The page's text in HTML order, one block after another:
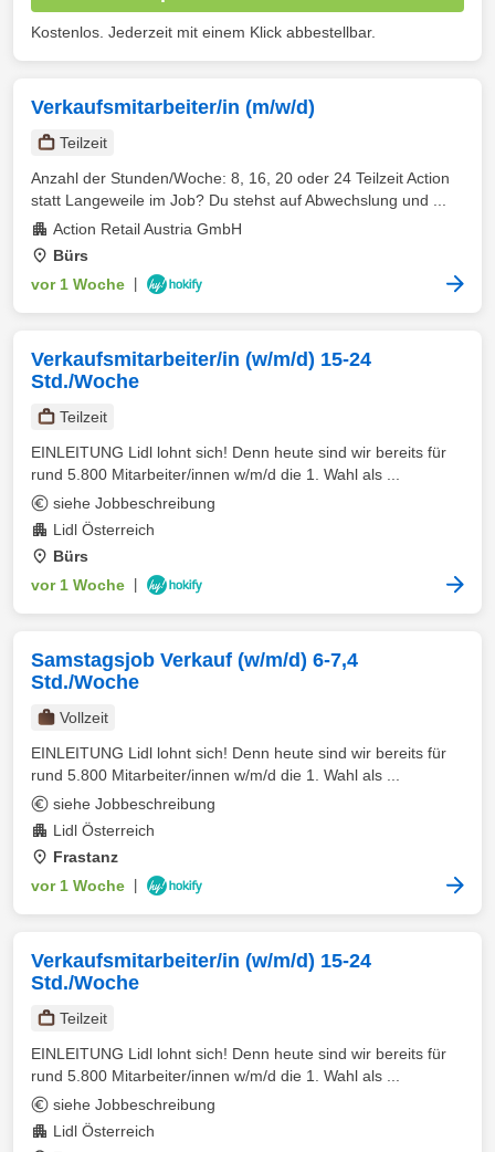
Kostenlos. Jederzeit mit einem Klick abbestellbar.
Verkaufsmitarbeiter/in (m/w/d)
Teilzeit
Anzahl der Stunden/Woche: 8, 16, 20 oder 24 Teilzeit Action
statt Langeweile im Job? Du stehst auf Abwechslung und ...
Action Retail Austria GmbH
Bürs
vor 1 Woche
Verkaufsmitarbeiter/in (w/m/d) 15-24
Std./Woche
Teilzeit
EINLEITUNG Lidl lohnt sich! Denn heute sind wir bereits für
rund 5.800 Mitarbeiter/innen w/m/d die 1. Wahl als ...
siehe Jobbeschreibung
Lidl Österreich
Bürs
vor 1 Woche
Samstagsjob Verkauf (w/m/d) 6-7,4
Std./Woche
Vollzeit
EINLEITUNG Lidl lohnt sich! Denn heute sind wir bereits für
rund 5.800 Mitarbeiter/innen w/m/d die 1. Wahl als ...
siehe Jobbeschreibung
Lidl Österreich
Frastanz
vor 1 Woche
Verkaufsmitarbeiter/in (w/m/d) 15-24
Std./Woche
Teilzeit
EINLEITUNG Lidl lohnt sich! Denn heute sind wir bereits für
rund 5.800 Mitarbeiter/innen w/m/d die 1. Wahl als ...
siehe Jobbeschreibung
Lidl Österreich